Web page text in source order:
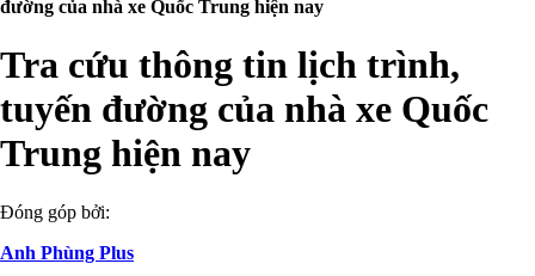
đường của nhà xe Quốc Trung hiện nay
Tra cứu thông tin lịch trình,
tuyến đường của nhà xe Quốc
Trung hiện nay
Đóng góp bởi:
Anh Phùng Plus